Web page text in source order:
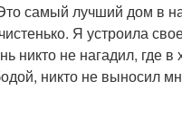
Это самый лучший дом в
Я устроила
никто не нагадил, где
никто не выносил